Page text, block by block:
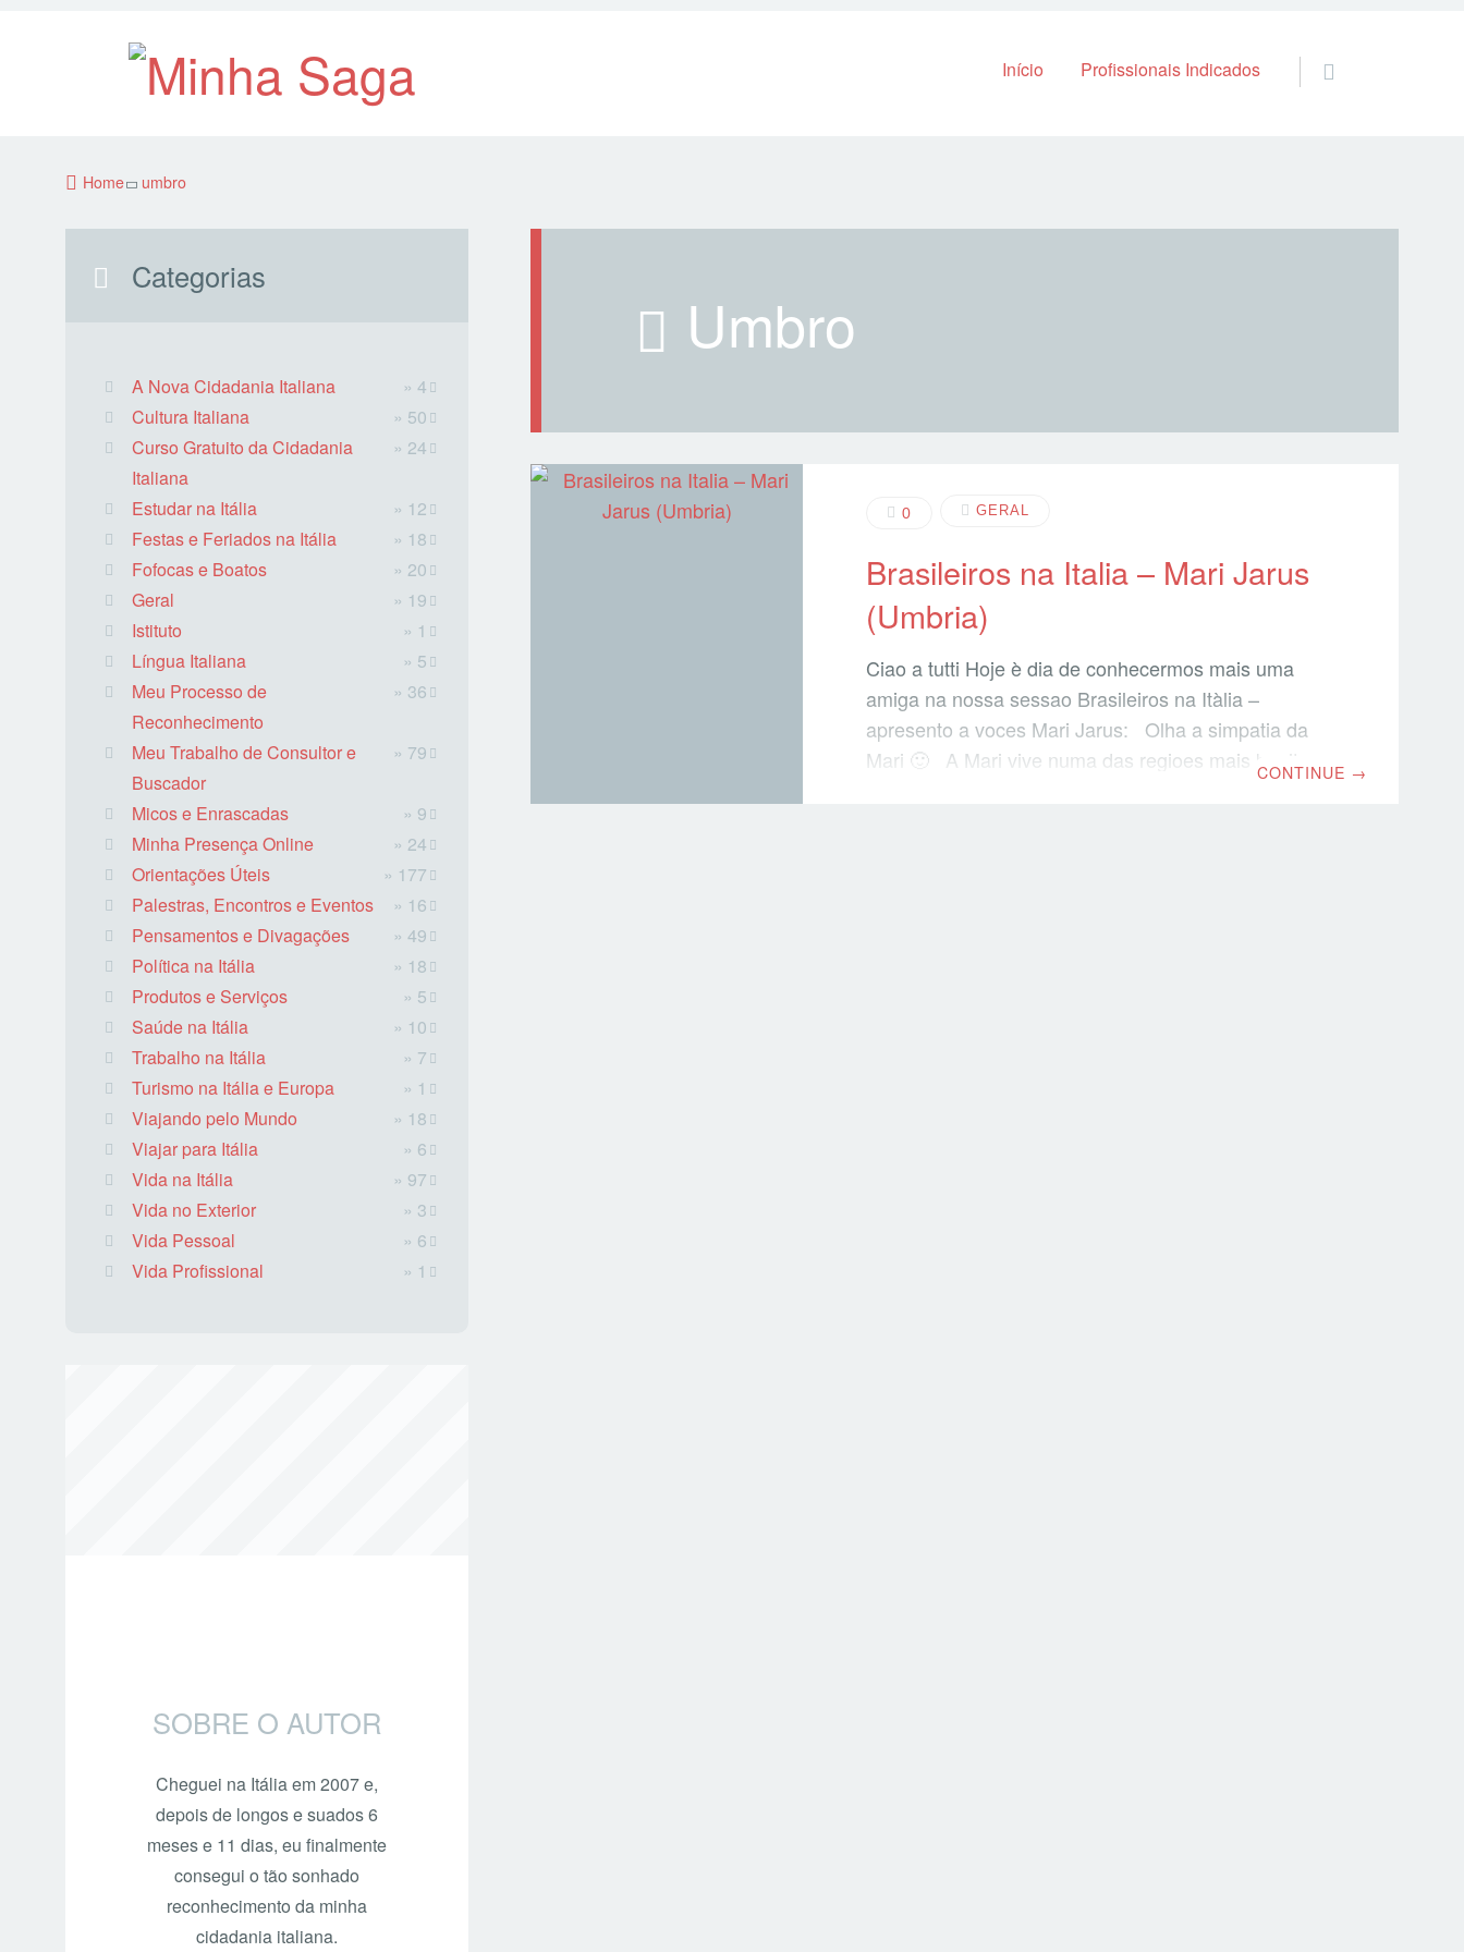
Skip to content
Início Profissionais Indicados
Home umbro
umbro
0 GERAL
Brasileiros na Italia – Mari Jarus
(Umbria)
Ciao a tutti Hoje è dia de conhecermos mais uma
amiga na nossa sessao Brasileiros na Itàlia –
apresento a voces Mari Jarus: Olha a simpatia da
Mari 🙂 A Mari vive numa das regioes mais bonitas
CONTINUE →
Categorias
A Nova Cidadania Italiana
» 4
Cultura Italiana
» 50
Curso Gratuito da Cidadania
Italiana
» 24
Estudar na Itália
» 12
Festas e Feriados na Itália
» 18
Fofocas e Boatos
» 20
Geral
» 19
Istituto
» 1
Língua Italiana
» 5
Meu Processo de
Reconhecimento
» 36
Meu Trabalho de Consultor e
Buscador
» 79
Micos e Enrascadas
» 9
Minha Presença Online
» 24
Orientações Úteis
» 177
Palestras, Encontros e Eventos
» 16
Pensamentos e Divagações
» 49
Política na Itália
» 18
Produtos e Serviços
» 5
Saúde na Itália
» 10
Trabalho na Itália
» 7
Turismo na Itália e Europa
» 1
Viajando pelo Mundo
» 18
Viajar para Itália
» 6
Vida na Itália
» 97
Vida no Exterior
» 3
Vida Pessoal
» 6
Vida Profissional
» 1
SOBRE O AUTOR
Cheguei na Itália em 2007 e,
depois de longos e suados 6
meses e 11 dias, eu finalmente
consegui o tão sonhado
reconhecimento da minha
cidadania italiana.